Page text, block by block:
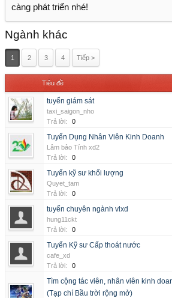
càng phát triển nhé!
Ngành khác
1 2 3 4 Tiếp >
Tiêu đề
tuyển giám sát
taxi_saigon_nho
Trả lời:
0
Tuyển Dụng Nhân Viên Kinh Doanh
Lâm bảo Tính xd2
Trả lời:
0
Tuyển kỹ sư khối lượng
Quyet_tam
Trả lời:
0
tuyển chuyên ngành vlxd
hung11ckt
Trả lời:
0
Tuyển Kỹ sư Cấp thoát nước
cafe_xd
Trả lời:
0
Tìm cộng tác viên, nhân viên kinh
(Tạp chí Bầu trời rộng mở)